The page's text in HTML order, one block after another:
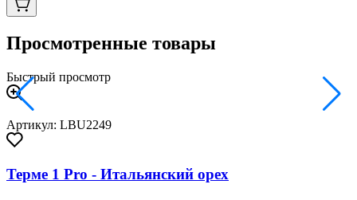
Просмотренные товары
Быстрый просмотр
Артикул: LBU2249
Терме 1 Pro - Итальянский орех